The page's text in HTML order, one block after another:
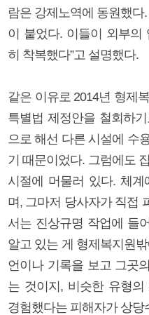
람은 강제노역에 동원했다
이 붙었다. 이들이 외부의
히 착복했다”고 설명했다.
같은 이유로 2014년 형제
특별법 제정안을 철회하
으로 해선 다른 시설에 수
기 때문이었다. 그럼에도
시절에 머물러 있다. 체
며, 그마저 당사자가 직접
서는 진상규명 작업에 들
알고 있는 게 형제복지원
언이나 기록을 보고 그곳
는 것이지, 비슷한 유형
경험했다는 피해자가 상당